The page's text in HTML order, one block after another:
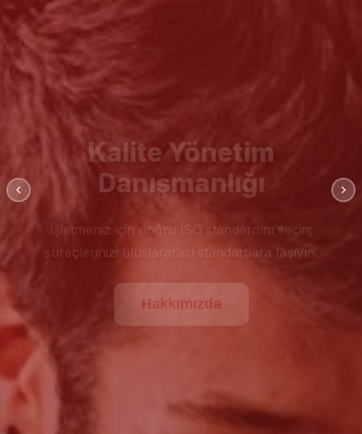
Kalite Yönetim
Danışmanlığı
İşletmeniz için doğru İSO standardını seçin;
süreçlerinizi uluslararası standartlara taşıyın.
Hakkımızda